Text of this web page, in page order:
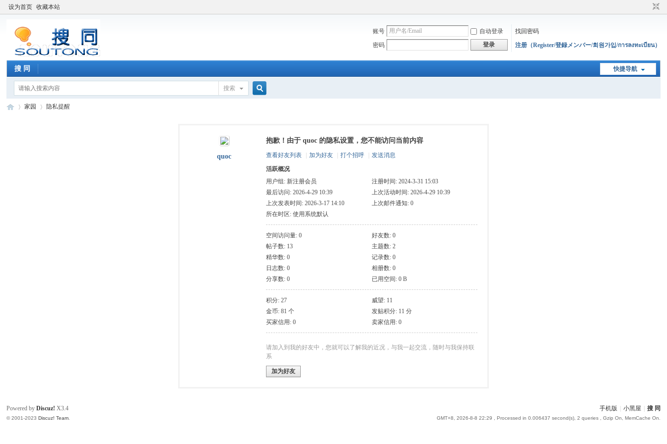
设为首页 收藏本站
账号 自动登录
找回密码
密码
登录 注册（Register/登録メンバー/회원가입/การลงทะเบียน）
快捷导航
搜 同
搜索
家园 隐私提醒
quoc
抱歉！由于 quoc 的隐私设置，您不能访问当前内容
查看好友列表 加为好友 打个招呼
发送消息
活跃概况
用户组: 新注册会员
注册时间: 2024-3-31 15:03
最后访问: 2026-4-29 10:39
上次活动时间: 2026-4-29 10:39
上次发表时间: 2026-3-17 14:10
上次邮件通知: 0
所在时区: 使用系统默认
空间访问量: 0
好友数: 0
帖子数: 13
主题数: 2
精华数: 0
记录数: 0
日志数: 0
相册数: 0
分享数: 0
已用空间: 0 B
积分: 27
威望: 11
金币: 81 个
发贴积分: 11 分
买家信用: 0
卖家信用: 0
请加入到我的好友中，您就可以了解我的近况，与我一起交流，随时与我保持联
系
加为好友
手机版 小黑屋 搜 同
GMT+8, 2026-8-8 22:29 , Processed in 0.006437 second(s), 2 queries , Gzip On, MemCache On.
Powered byDiscuz! X3.4
© 2001-2023Discuz! Team